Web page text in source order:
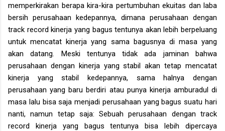
memperkirakan berapa kira-kira pertumbuhan ekuitas dan laba
bersih perusahaan kedepannya, dimana perusahaan dengan
track record kinerja yang bagus tentunya akan lebih berpeluang
untuk mencatat kinerja yang sama bagusnya di masa yang
akan datang. Meski tentunya tidak ada jaminan bahwa
perusahaan dengan kinerja yang stabil akan tetap mencatat
kinerja yang stabil kedepannya, sama halnya dengan
perusahaan yang baru berdiri atau punya kinerja amburadul di
masa lalu bisa saja menjadi perusahaan yang bagus suatu hari
nanti, namun tetap saja: Sebuah perusahaan dengan track
record kinerja yang bagus tentunya bisa lebih dipercaya